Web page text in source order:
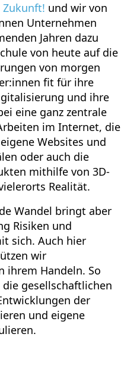
und wir von
Unternehmen
Jahren dazu
von heute auf die
von morgen
fit für ihre
und ihre
eine ganz zentrale
im Internet, die
Websites und
oder auch die
mithilfe von 3D-
Realität.
Wandel bringt aber
Risiken und
sich. Auch hier
wir
ihrem Handeln. So
gesellschaftlichen
der
und eigene